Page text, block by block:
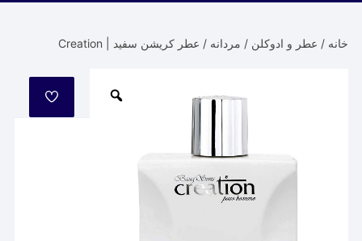
خانه / عطر و ادوکلن / مردانه / عطر کریشن سفید | Creation
مورد
علاقه